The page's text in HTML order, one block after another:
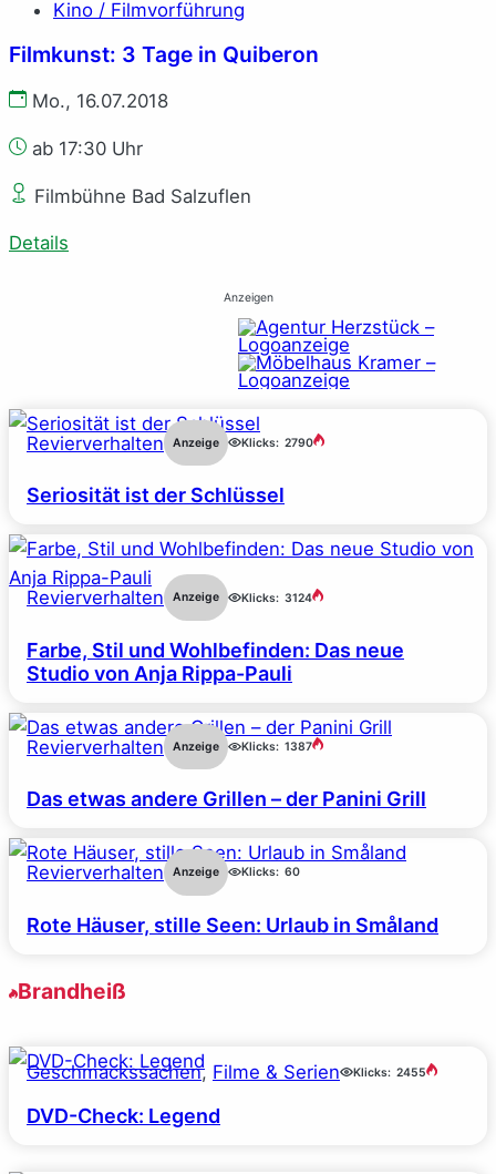
Kino / Filmvorführung
Filmkunst: 3 Tage in Quiberon
Mo., 16.07.2018
ab 17:30 Uhr
Filmbühne Bad Salzuflen
Details
Anzeigen
Revierverhalten Anzeige Klicks: 2790
Seriosität ist der Schlüssel
Revierverhalten Anzeige Klicks: 3124
Farbe, Stil und Wohlbefinden: Das neue
Studio von Anja Rippa-Pauli
Revierverhalten Anzeige Klicks: 1387
Das etwas andere Grillen – der Panini Grill
Revierverhalten Anzeige Klicks: 60
Rote Häuser, stille Seen: Urlaub in Småland
Brandheiß
Geschmackssachen, Filme & Serien Klicks: 2455
DVD-Check: Legend